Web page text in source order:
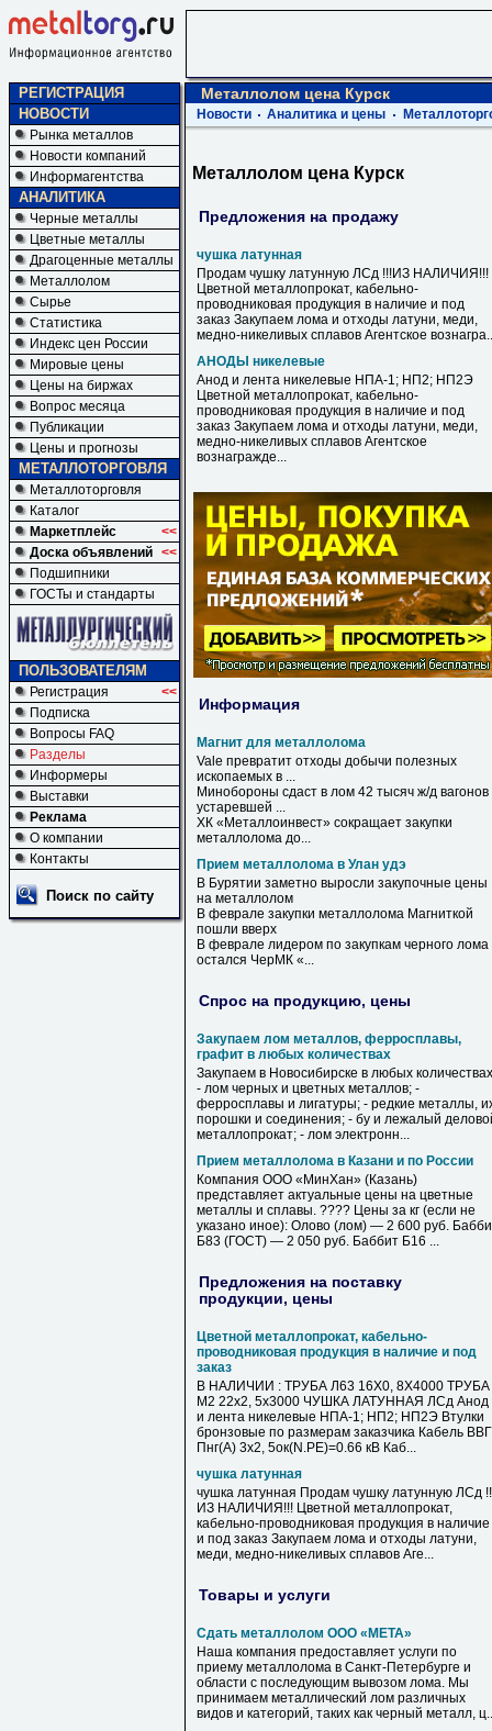
РЕГИСТРАЦИЯ
НОВОСТИ
Рынка металлов
Новости компаний
Информагентства
АНАЛИТИКА
Черные металлы
Цветные металлы
Драгоценные металлы
Металлолом
Сырье
Статистика
Индекс цен России
Мировые цены
Цены на биржах
Вопрос месяца
Публикации
Цены и прогнозы
МЕТАЛЛОТОРГОВЛЯ
Металлоторговля
Каталог
Маркетплейс
<<
Доска объявлений <<
Подшипники
ГОСТы и стандарты
ПОЛЬЗОВАТЕЛЯМ
Регистрация
<<
Подписка
Вопросы FAQ
Разделы
Информеры
Выставки
Реклама
О компании
Контакты
Поиск по сайту
Металлолом цена Курск
Новости Аналитика и цены
Металлолом цена Курск
Предложения на продажу
чушка латунная
Продам чушку латунную ЛСд !!!ИЗ НАЛИЧИЯ!!!
Цветной металлопрокат, кабельно-
проводниковая продукция в наличие и под
заказ Закупаем лома и отходы латуни, меди,
медно-никеливых сплавов Агентское
АНОДЫ никелевые
Анод и лента никелевые НПА-1; НП2; НП2Э
Цветной металлопрокат, кабельно-
проводниковая продукция в наличие и под
заказ Закупаем лома и отходы латуни, меди,
медно-никеливых сплавов Агентское
вознагражде...
Информация
Магнит для металлолома
Vale превратит отходы добычи полезных
ископаемых в ...
Минобороны сдаст в лом 42 тысяч ж/д вагонов
устаревшей ...
ХК «Металлоинвест» сокращает закупки
металлолома до...
Прием металлолома в Улан удэ
В Бурятии заметно выросли закупочные цены
на металлолом
В феврале закупки металлолома Магниткой
пошли вверх
В феврале лидером по закупкам черного лома
остался ЧерМК «...
Спрос на продукцию, цены
Закупаем лом металлов, ферросплавы,
графит в любых количествах
Закупаем в Новосибирске в любых
- лом черных и цветных металлов; -
ферросплавы и лигатуры; - редкие металлы,
порошки и соединения; - бу и лежалый
металлопрокат; - лом электронн...
Прием металлолома в Казани и по России
Компания ООО «МинХан» (Казань)
представляет актуальные цены на цветные
металлы и сплавы. ???? Цены за кг (если не
указано иное): Олово (лом) — 2 600 руб.
Б83 (ГОСТ) — 2 050 руб. Баббит Б16 ...
Предложения на поставку
продукции, цены
Цветной металлопрокат, кабельно-
проводниковая продукция в наличие и под
заказ
В НАЛИЧИИ : ТРУБА Л63 16Х0, 8Х4000 ТРУБА
М2 22х2, 5х3000 ЧУШКА ЛАТУННАЯ ЛСд Анод
и лента никелевые НПА-1; НП2; НП2Э Втулки
бронзовые по размерам заказчика Кабель
Пнг(А) 3х2, 5ок(N.PE)=0.66 кВ Каб...
чушка латунная
чушка латунная Продам чушку латунную ЛСд
ИЗ НАЛИЧИЯ!!! Цветной металлопрокат,
кабельно-проводниковая продукция в наличие
и под заказ Закупаем лома и отходы латуни,
меди, медно-никеливых сплавов Аге...
Товары и услуги
Сдать металлолом ООО «МЕТА»
Наша компания предоставляет услуги по
приему металлолома в Санкт-Петербурге и
области с последующим вывозом лома. Мы
принимаем металлический лом различных
видов и категорий, таких как черный металл,